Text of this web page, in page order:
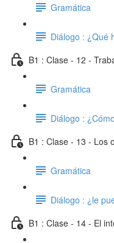
Gramática
Diálogo : ¿Qué
B1 : Clase - 12 -
Gramática
Diálogo :
B1 : Clase - 13 - Los
Gramática
Diálogo : ¿le
B1 : Clase - 14 - El